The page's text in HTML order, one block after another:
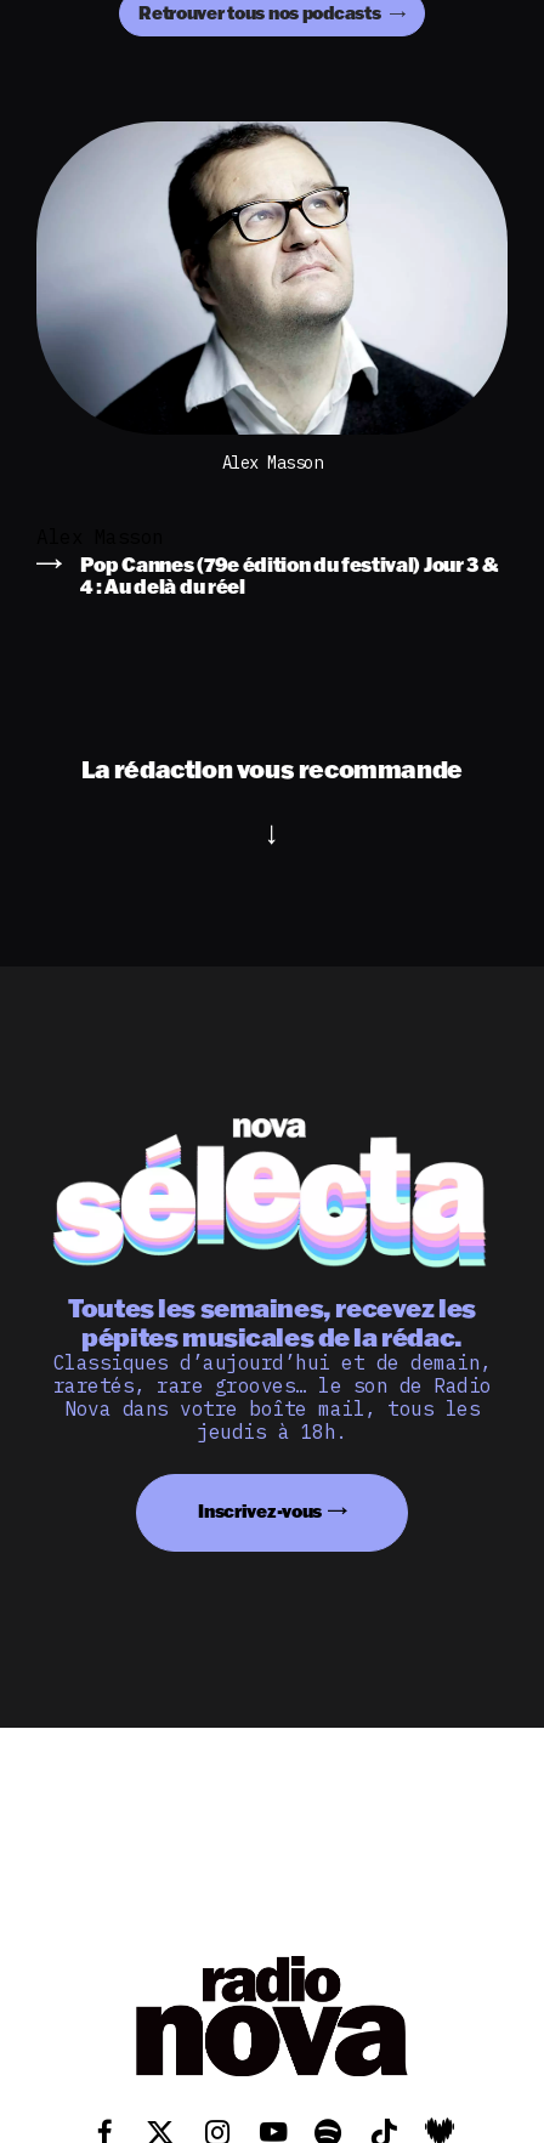
Retrouver tous nos podcasts
Alex Masson
Pop Cannes (79e édition du festival) Jour 3 &
4 : Au delà du réel
La rédaction vous recommande
Toutes les semaines, recevez les
pépites musicales de la rédac.
Classiques d’aujourd’hui et de demain,
raretés, rare grooves… le son de Radio
Nova dans votre boîte mail, tous les
jeudis à 18h.
Inscrivez-vous